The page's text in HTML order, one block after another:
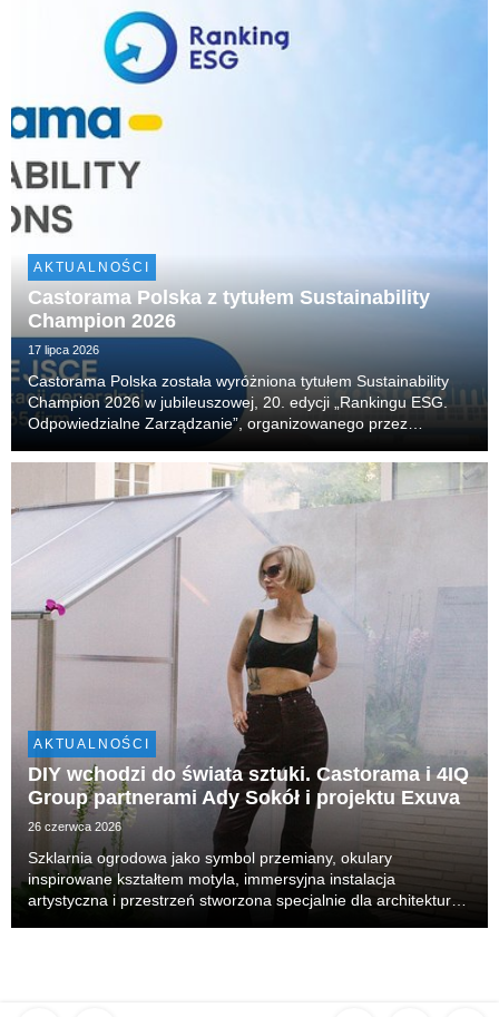
AKTUALNOŚCI
Castorama Polska z tytułem Sustainability
Champion 2026
17 lipca 2026
Castorama Polska została wyróżniona tytułem Sustainability
Champion 2026 w jubileuszowej, 20. edycji „Rankingu ESG.
Odpowiedzialne Zarządzanie”, organizowanego przez
miejsce w klasyfikacji generalnej, obejmującej 65 n...
AKTUALNOŚCI
DIY wchodzi do świata sztuki. Castorama i 4IQ
Group partnerami Ady Sokół i projektu Exuva
26 czerwca 2026
Szklarnia ogrodowa jako symbol przemiany, okulary
inspirowane kształtem motyla, immersyjna instalacja
artystyczna i przestrzeń stworzona specjalnie dla architektury